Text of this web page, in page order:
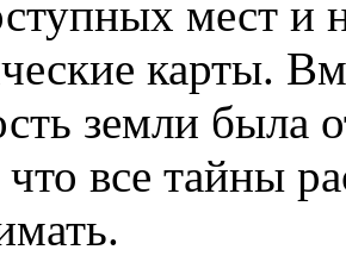
мест и
карты.
земли была
что все тайны